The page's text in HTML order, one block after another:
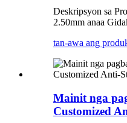
Deskripsyon sa
2.50mm anaa
tan-awa ang
Mainit nga
Customized